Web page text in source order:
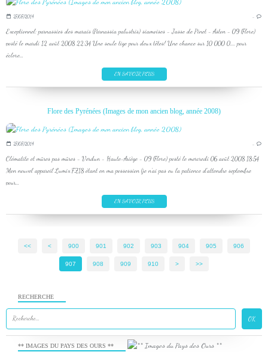
27/07/2014 …
Exceptionnel: parnassies des marais (Parnassia palustris) siamoises - Jasse de Pinet - Aston - 09 (Flore)
posté le mardi 12 août 2008 22:34 Une seule tige pour deux têtes! Une chance sur 10 000 0.... pour
éclore...
EN SAVOIR PLUS
Flore des Pyrénées (Images de mon ancien blog, année 2008)
27/07/2014 …
Clématite et mûres pas mûres - Verdun - Haute-Ariège - 09 (Flore) posté le mercredi 06 août 2008 18:54
Mon nouvel appareil Lumix FZ18 étant en ma possession (je n'ai pas eu la patience d'attendre septembre
pour...
EN SAVOIR PLUS
<< < 900 901 902 903 904 905 906
907 908 909 910 920
930
940
950
960
970
980
990
1000
1100
> >>
RECHERCHE
** IMAGES DU PAYS DES OURS **